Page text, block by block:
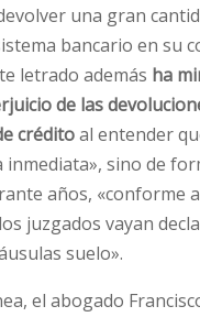
una gran
bancario en su
letrado además ha
de las
créditoal entender
inmediata», sino de
años, «conforme
juzgados vayan
suelo».
el abogado